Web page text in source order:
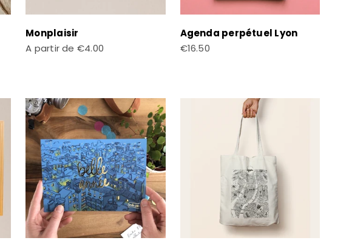
Monplaisir
Prix de vente
A partir de €4.00
Agenda perpétuel Lyon
Prix de vente
€16.50